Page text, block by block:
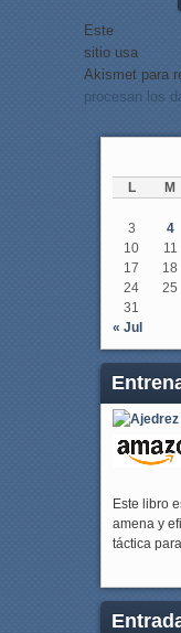
Este
sitio usa
Akismet para
procesan los
L M
3
4
10
11
17
18
24
25
31
« Jul
Este libro
amena y
táctica